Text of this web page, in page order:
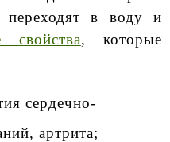
в воду и
свойства, которые
сердечно-
артрита;